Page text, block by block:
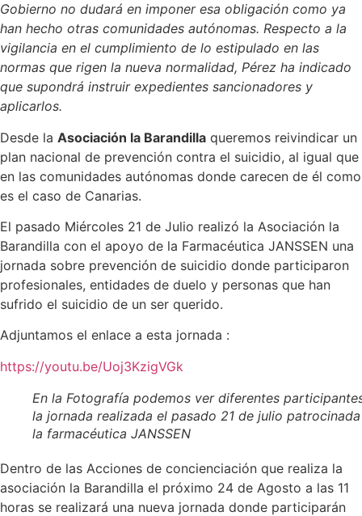
Gobierno no dudará en imponer esa obligación como ya
han hecho otras comunidades autónomas. Respecto a la
vigilancia en el cumplimiento de lo estipulado en las
normas que rigen la nueva normalidad, Pérez ha indicado
que supondrá instruir expedientes sancionadores y
aplicarlos.
Desde la Asociación la Barandilla queremos reivindicar un
plan nacional de prevención contra el suicidio, al igual que
en las comunidades autónomas donde carecen de él como
es el caso de Canarias.
El pasado Miércoles 21 de Julio realizó la Asociación la
Barandilla con el apoyo de la Farmacéutica JANSSEN una
jornada sobre prevención de suicidio donde participaron
profesionales, entidades de duelo y personas que han
sufrido el suicidio de un ser querido.
Adjuntamos el enlace a esta jornada :
https://youtu.be/Uoj3KzigVGk
En la Fotografía podemos ver diferentes
la jornada realizada el pasado 21 de julio
la farmacéutica JANSSEN
Dentro de las Acciones de concienciación que realiza la
asociación la Barandilla el próximo 24 de Agosto a las 11
horas se realizará una nueva jornada donde participarán